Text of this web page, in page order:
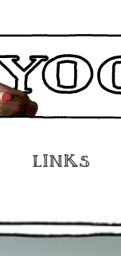
Links